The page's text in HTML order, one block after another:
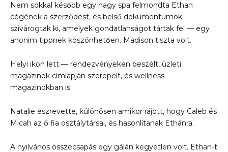
Nem sokkal később egy nagy spa felmondta Ethan
cégének a szerződést, és belső dokumentumok
szivárogtak ki, amelyek gondatlanságot tártak fel — egy
anonim tippnek köszönhetően. Madison tiszta volt.
Helyi ikon lett — rendezvényeken beszélt, üzleti
magazinok címlapján szerepelt, és wellness
magazinokban is.
Natalie észrevette, különösen amikor rájött, hogy Caleb és
Micah az ő fia osztálytársai, és hasonlítanak Ethánra.
A nyilvános összecsapás egy gálán kegyetlen volt. Ethan-t